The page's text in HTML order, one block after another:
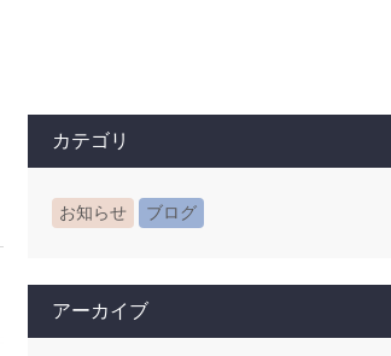
カテゴリ
お知らせ ブログ
アーカイブ